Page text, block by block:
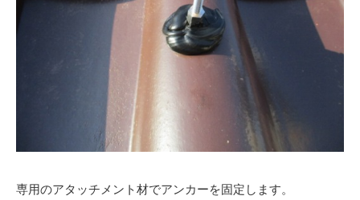
専用のアタッチメント材でアンカーを固定します。